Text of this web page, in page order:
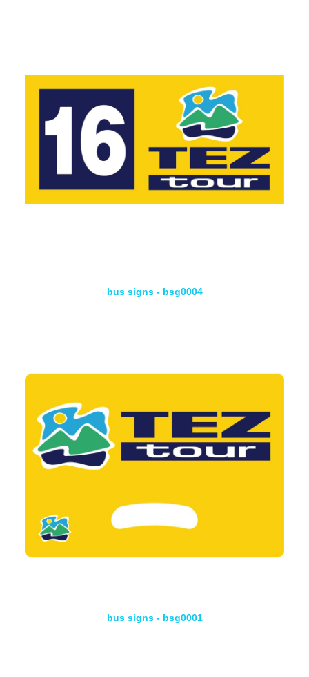
bus signs - bsg0004
bus signs - bsg0001